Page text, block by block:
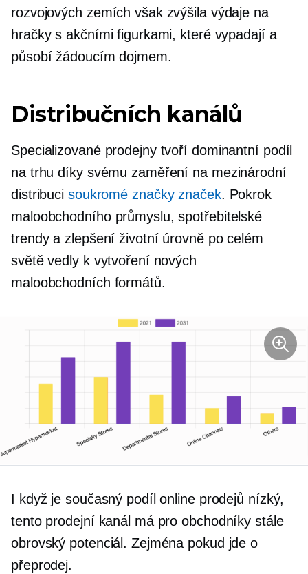
rozvojových zemích však zvýšila výdaje na
hračky s akčními figurkami, které vypadají a
působí žádoucím dojmem.
Distribučních kanálů
Specializované prodejny tvoří dominantní podíl
na trhu díky svému zaměření na mezinárodní
distribuci soukromé značky značek. Pokrok
maloobchodního průmyslu, spotřebitelské
trendy a zlepšení životní úrovně po celém
světě vedly k vytvoření nových
maloobchodních formátů.
I když je současný podíl online prodejů nízký,
tento prodejní kanál má pro obchodníky stále
obrovský potenciál. Zejména pokud jde o
přeprodej.